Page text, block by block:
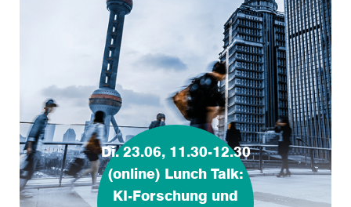
Di. 23.06, 11.30-12.30
(online) Lunch Talk:
KI-Forschung und